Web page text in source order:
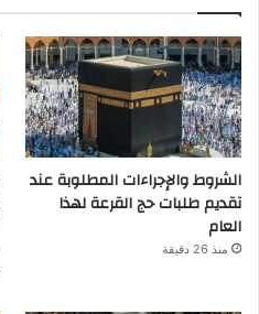
الشروط والإجراءات المطلوبة عند
تقديم طلبات حج القرعة لهذا
العام
منذ 26 دقيقة